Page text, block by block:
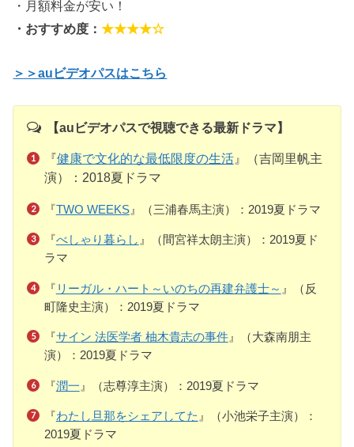
・月額料金が安い！
・おすすめ度：★★★★☆
＞＞auビデオパスはこちら
【auビデオパスで視聴できる最新ドラマ】
『健康で文化的な最低限度の生活』（吉岡里帆主
演）：2018夏ドラマ
『TWO WEEKS』（三浦春馬主演）：2019夏ドラマ
『べしゃり暮らし 』（間宮祥太朗主演）：2019夏ド
ラマ
『 リーガル・ハート～いのちの再建弁護士～ 』（反
町隆史主演）：2019夏ドラマ
『サイン 法医学者 柚木貴志の事件』（大森南朋主
演）：2019夏ドラマ
『潤一 』（志尊淳主演）：2019夏ドラマ
『わたし旦那をシェアしてた 』（小池栄子主演）：
2019夏ドラマ